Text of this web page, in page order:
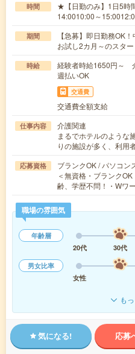
時間
★【日勤のみ】1日5時
14:0010:00～
期間
【急募】即日勤務OK
お試し2カ月～のスター
時給
経験者時給1650円～
週払いOK
交通費
交通費全額支給
仕事内容
介護関連
まるでホテルのような
りの施設が多く、利用
応募資格
ブランクOK / パソコン
＜無資格・ブランク
齢、学歴不問！・Wワ
職場の雰囲気
年齢層
20代
30代
男女比率
女性
も
気になる! 応募